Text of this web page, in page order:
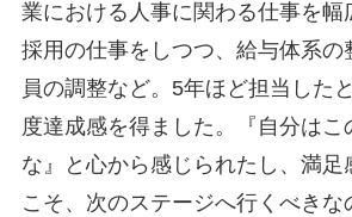
業における人事に関わる仕事を幅
採用の仕事をしつつ、給与体系の
員の調整など。5年ほど担当した
度達成感を得ました。『自分はこ
な』と心から感じられたし、満足
こそ、次のステージへ行くべきな